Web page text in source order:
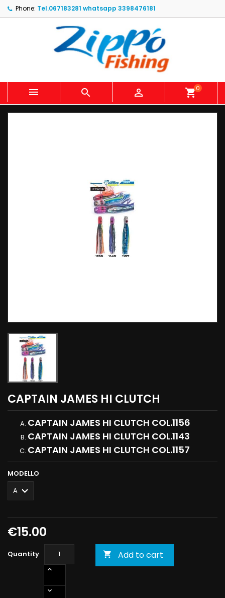
Phone: Tel.067183281 whatsapp 3398476181
   shopping_cart0
CAPTAIN JAMES HI CLUTCH
CAPTAIN JAMES HI CLUTCH COL.1156
CAPTAIN JAMES HI CLUTCH COL.1143
CAPTAIN JAMES HI CLUTCH COL.1157
MODELLO
€15.00
Quantity  Add to cart